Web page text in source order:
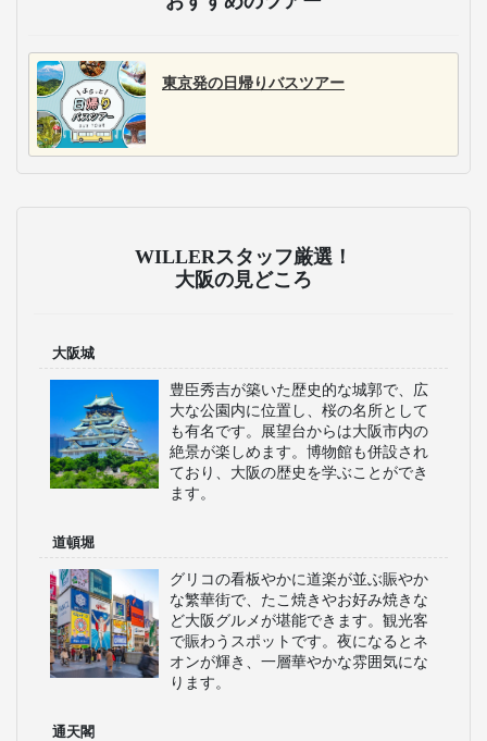
東京発の日帰りバスツアー
WILLERスタッフ厳選！
大阪の見どころ
大阪城
豊臣秀吉が築いた歴史的な城郭で、広
大な公園内に位置し、桜の名所として
も有名です。展望台からは大阪市内の
絶景が楽しめます。博物館も併設され
ており、大阪の歴史を学ぶことができ
ます。
道頓堀
グリコの看板やかに道楽が並ぶ賑やか
な繁華街で、たこ焼きやお好み焼きな
ど大阪グルメが堪能できます。観光客
で賑わうスポットです。夜になるとネ
オンが輝き、一層華やかな雰囲気にな
ります。
通天閣